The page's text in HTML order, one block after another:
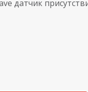
датчик